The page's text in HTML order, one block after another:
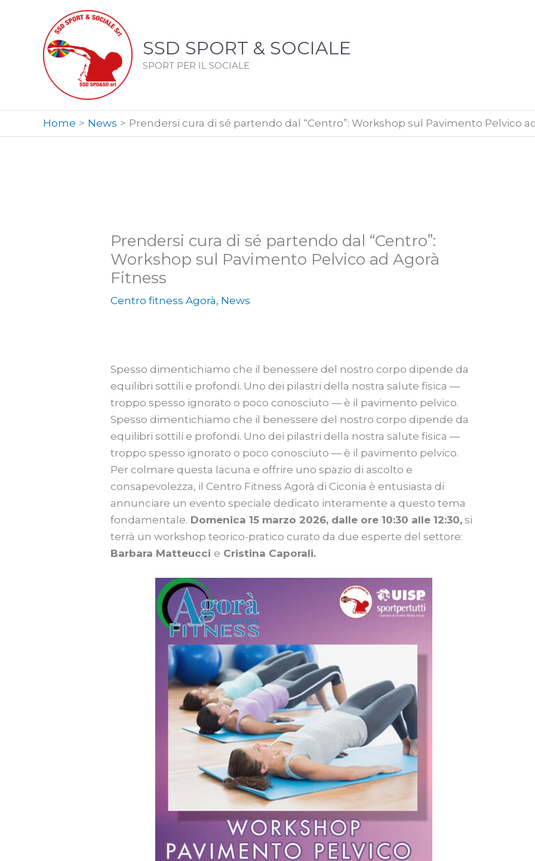
contenuto
SSD SPORT & SOCIALE
SPORT PER IL SOCIALE
Home News Prendersi cura di sé partendo dal “Centro”: Workshop sul Pavimento Pelvico
Prendersi cura di sé partendo dal “Centro”:
Workshop sul Pavimento Pelvico ad Agorà
Fitness
Centro fitness Agorà, News
Spesso dimentichiamo che il benessere del nostro corpo dipende da
equilibri sottili e profondi. Uno dei pilastri della nostra salute fisica —
troppo spesso ignorato o poco conosciuto — è il pavimento pelvico.
Spesso dimentichiamo che il benessere del nostro corpo dipende da
equilibri sottili e profondi. Uno dei pilastri della nostra salute fisica —
troppo spesso ignorato o poco conosciuto — è il pavimento pelvico.
Per colmare questa lacuna e offrire uno spazio di ascolto e
consapevolezza, il Centro Fitness Agorà di Ciconia è entusiasta di
annunciare un evento speciale dedicato interamente a questo tema
fondamentale. Domenica 15 marzo 2026, dalle ore 10:30 alle 12:30, si
terrà un workshop teorico-pratico curato da due esperte del settore:
Barbara Matteucci e Cristina Caporali.